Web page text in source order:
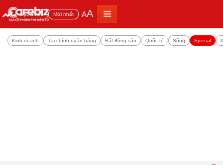
Đọc nhiều Mới nhất AA
Kinh doanh Tài chính ngân hàng Bất động sản Quốc tế Sống Special